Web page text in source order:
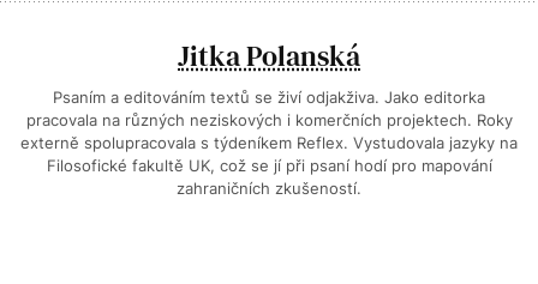
Jitka Polanská
Psaním a editováním textů se živí odjakživa. Jako editorka
pracovala na různých neziskových i komerčních projektech. Roky
externě spolupracovala s týdeníkem Reflex. Vystudovala jazyky na
Filosofické fakultě UK, což se jí při psaní hodí pro mapování
zahraničních zkušeností.